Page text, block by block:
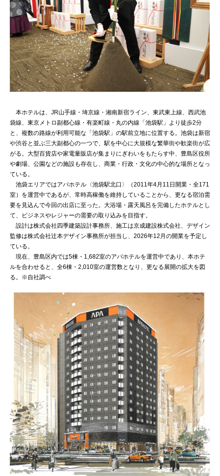
本ホテルは、JR山手線・埼京線・湘南新宿ライン、東武東上線、西武池
袋線、東京メトロ副都心線・有楽町線・丸の内線「池袋駅」より徒歩2分
と、複数の路線が利用可能な「池袋駅」の駅前立地に位置する。池袋は新宿
や渋谷と並ぶ三大副都心の一つで、駅を中心に大規模な繁華街や歓楽街が広
がる。大型百貨店や家電量販店が集まりにぎわいをもたらす中、豊島区役所
や劇場、公園などの施設も存在し、商業・行政・文化の中心的な場所となっ
ている。
池袋エリアではアパホテル〈池袋駅北口〉（2011年4月11日開業・全171
室）を運営中であるが、常時高稼働を維持していることから、更なる宿泊需
要を見込んで今回の出店に至った。大浴場・露天風呂を完備したホテルとし
て、ビジネスやレジャーの需要の取り込みを目指す。
設計は株式会社四季建築設計事務所、施工は京成建設株式会社、デザイン
監修は株式会社辻本デザイン事務所が担当し、2026年12月の開業を予定し
ている。
現在、豊島区内では5棟・1,682室のアパホテルを運営中であり、本ホテ
ルを合わせると、全6棟・2,010室の運営数となり、更なる展開の拡大を図
る。※自社調べ